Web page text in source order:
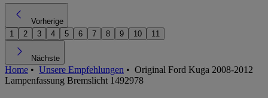
Vorherige
1
2 3 4 5 6 7 8 9 10 11
Nächste
Home • Unsere Empfehlungen • Original Ford Kuga 2008-2012
Lampenfassung Bremslicht 1492978